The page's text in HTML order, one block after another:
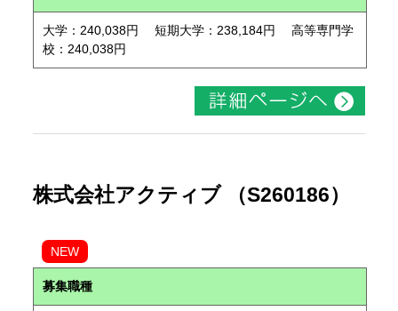
大学：240,038円 短期大学：238,184円 高等専門学
校：240,038円
株式会社アクティブ （S260186）
NEW
募集職種